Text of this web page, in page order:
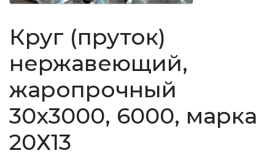
Круг (пруток)
нержавеющий,
жаропрочный
30x3000, 6000, марка
20Х13